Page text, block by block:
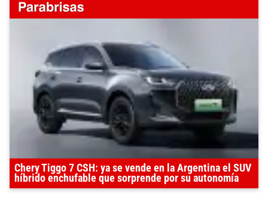
Chery Tiggo 7 CSH: ya se vende en la Argentina el SUV
híbrido enchufable que sorprende por su autonomía